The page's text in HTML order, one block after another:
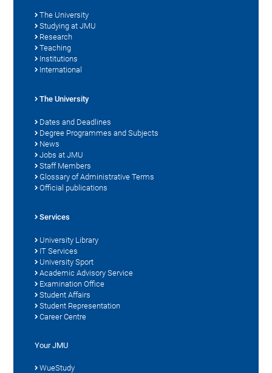
The University
Studying at JMU
Research
Teaching
Institutions
International
The University
Dates and Deadlines
Degree Programmes and Subjects
News
Jobs at JMU
Staff Members
Glossary of Administrative Terms
Official publications
Services
University Library
IT Services
University Sport
Academic Advisory Service
Examination Office
Student Affairs
Student Representation
Career Centre
Your JMU
WueStudy